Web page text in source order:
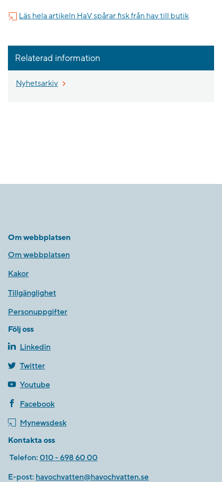
Läs hela artikeln HaV spårar fisk från hav till butik
Relaterad information
Nyhetsarkiv
Om webbplatsen
Om webbplatsen
Kakor
Tillgänglighet
Personuppgifter
Följ oss
Linkedin
Twitter
Youtube
Facebook
Mynewsdesk
Kontakta oss
Telefon: 010 - 698 60 00
E-post: havochvatten@havochvatten.se